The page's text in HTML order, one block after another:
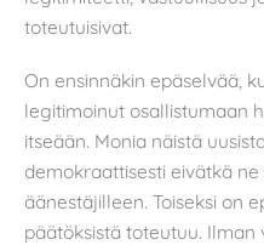
toteutuisivat.
On ensinnäkin epäselvää,
legitimoinut osallistumaan
itseään. Monia näistä
demokraattisesti eivätkä
äänestäjilleen. Toiseksi on
päätöksistä toteutuu.